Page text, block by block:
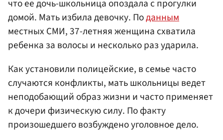
что ее дочь-школьница опоздала с прогулки
домой. Мать избила девочку. Поданным
местных СМИ, 37-летняя женщина схватила
ребенка за волосы и несколько раз ударила.
Как установили полицейские, в семье часто
случаются конфликты, мать школьницы ведет
неподобающий образ жизни и часто применяет
к дочери физическую силу. По факту
произошедшего возбуждено уголовное дело.